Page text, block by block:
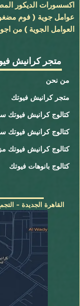
اكسسورات الديكور
عوامل جوية ( فوم
العوامل الجوية ) من
متجر كرانيش
من نحن
متجر كرانيش فيوتك
كتالوج كرانيش فيوتك
كتالوج كرانيش فيوتك
كتالوج كرانيش فيوتك
كتالوج بانوهات فيوتك
القاهرة الجديدة - التجمع